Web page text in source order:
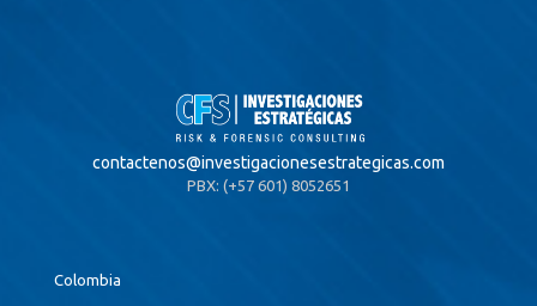
contactenos@investigacionesestrategicas.com
PBX: (+57 601) 8052651
Colombia